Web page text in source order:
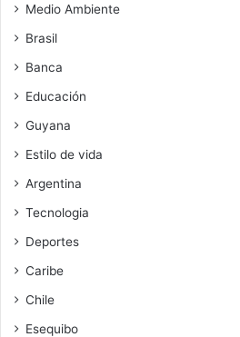
Medio Ambiente
Brasil
Banca
Educación
Guyana
Estilo de vida
Argentina
Tecnologia
Deportes
Caribe
Chile
Esequibo